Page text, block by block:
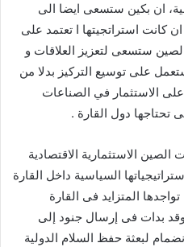
ان بكين ستسعى ايضا الى
كانت استراتجيتها ا تعتمد على
الصين ستسعى لتعزيز العلاقات و
على توسيع التركيز بدلا من
على الاستثمار في الصناعات
تحتاجها دول القارة .
الصين الاستثمارية الاقتصادية
السياسية داخل القارة
المتزايد فى القارة
بدات فى إرسال جنود إلى
لبعثة حفظ السلام الدولية